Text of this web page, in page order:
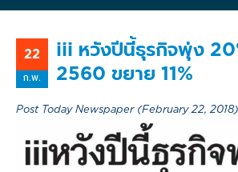
22
ก.พ.
iii หวังปีนี้ธุรกิจพุ่ง
2560 ขยาย 11%
Post Today Newspaper (February 22, 2018)